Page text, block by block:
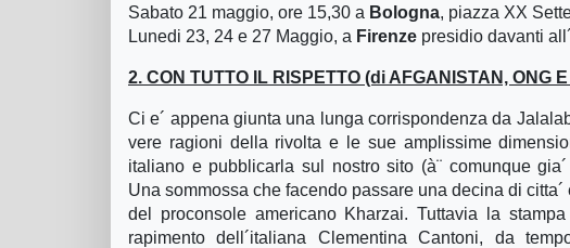
Sabato 21 maggio, ore 15,30 a Bologna, piazza XX
Lunedi 23, 24 e 27 Maggio, a Firenze presidio davanti
2. CON TUTTO IL RISPETTO (di AFGANISTAN, ONG
Ci e´ appena giunta una lunga corrispondenza da
vere ragioni della rivolta e le sue amplissime
italiano e pubblicarla sul nostro sito (à¨ comunque
Una sommossa che facendo passare una decina di
del proconsole americano Kharzai. Tuttavia la
rapimento dell´italiana Clementina Cantoni, da